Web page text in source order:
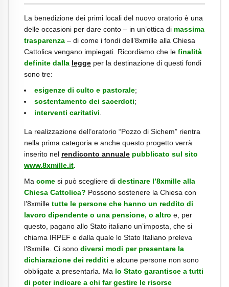
La benedizione dei primi locali del nuovo oratorio è una
delle occasioni per dare conto – in un’ottica di massima
trasparenza – di come i fondi dell’8xmille alla Chiesa
Cattolica vengano impiegati. Ricordiamo che le finalità
definite dalla legge per la destinazione di questi fondi
sono tre:
esigenze di culto e pastorale;
sostentamento dei sacerdoti;
interventi caritativi.
La realizzazione dell’oratorio “Pozzo di Sichem” rientra
nella prima categoria e anche questo progetto verrà
inserito nel rendiconto annuale pubblicato sul sito
www.8xmille.it.
Ma come si può scegliere di destinare l’8xmille alla
Chiesa Cattolica? Possono sostenere la Chiesa con
l’8xmille tutte le persone che hanno un reddito di
lavoro dipendente o una pensione, o altro e, per
questo, pagano allo Stato italiano un’imposta, che si
chiama IRPEF e dalla quale lo Stato Italiano preleva
l’8xmille. Ci sono diversi modi per presentare la
dichiarazione dei redditi e alcune persone non sono
obbligate a presentarla. Ma lo Stato garantisce a tutti
di poter indicare a chi far gestire le risorse